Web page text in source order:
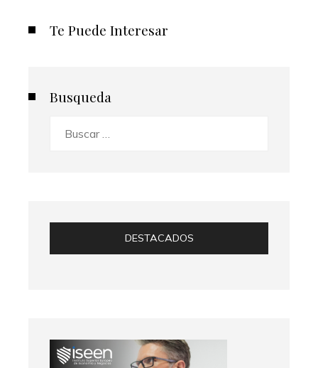
Te Puede Interesar
Busqueda
DESTACADOS